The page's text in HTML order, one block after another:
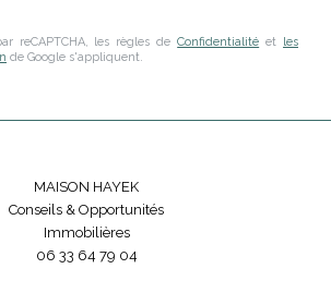
reCAPTCHA, les règles deConfidentialité et les
de Google s'appliquent.
MAISON HAYEK
Conseils & Opportunités
Immobilières
06 33 64 79 04